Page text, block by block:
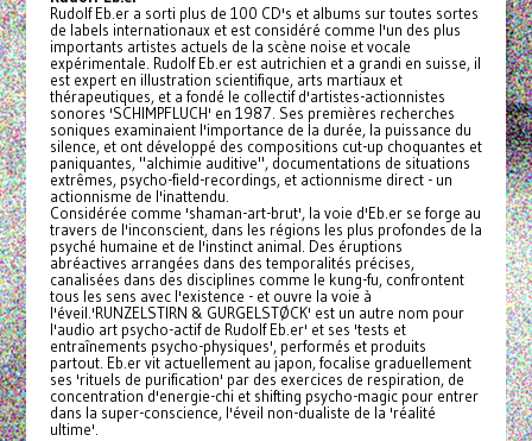
Rudolf Eb.er a sorti plus de 100 CD's et albums sur toutes sortes
de labels internationaux et est considéré comme l'un des plus
importants artistes actuels de la scène noise et vocale
expérimentale. Rudolf Eb.er est autrichien et a grandi en suisse, il
est expert en illustration scientifique, arts martiaux et
thérapeutiques, et a fondé le collectif d'artistes-actionnistes
sonores 'SCHIMPFLUCH' en 1987. Ses premières recherches
soniques examinaient l'importance de la durée, la puissance du
silence, et ont développé des compositions cut-up choquantes et
paniquantes, "alchimie auditive", documentations de situations
extrêmes, psycho-field-recordings, et actionnisme direct - un
actionnisme de l'inattendu.
Considérée comme 'shaman-art-brut', la voie d'Eb.er se forge au
travers de l'inconscient, dans les régions les plus profondes de la
psyché humaine et de l'instinct animal. Des éruptions
abréactives arrangées dans des temporalités précises,
canalisées dans des disciplines comme le kung-fu, confrontent
tous les sens avec l'existence - et ouvre la voie à
l'éveil.'RUNZELSTIRN & GURGELSTØCK' est un autre nom pour
l'audio art psycho-actif de Rudolf Eb.er' et ses 'tests et
entraînements psycho-physiques', performés et produits
partout. Eb.er vit actuellement au japon, focalise graduellement
ses 'rituels de purification' par des exercices de respiration, de
concentration d'energie-chi et shifting psycho-magic pour entrer
dans la super-conscience, l'éveil non-dualiste de la 'réalité
ultime'.